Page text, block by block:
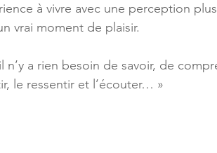
à vivre avec une perception
vrai moment de plaisir.
n’y a rien besoin de savoir, de
le ressentir et l’écouter… »